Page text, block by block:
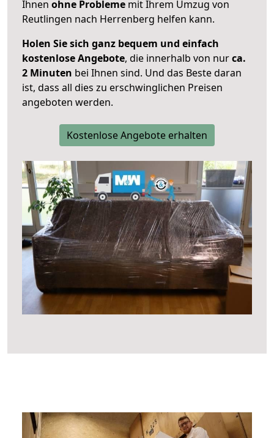
Ihnen ohne Probleme mit Ihrem Umzug von
Reutlingen nach Herrenberg helfen kann.
Holen Sie sich ganz bequem und einfach
kostenlose Angebote, die innerhalb von nurca.
2 Minuten bei Ihnen sind. Und das Beste daran
ist, dass all dies zu erschwinglichen Preisen
angeboten werden.
Kostenlose Angebote erhalten